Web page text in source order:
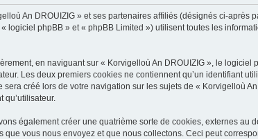
An DROUIZIG » et ses partenaires affiliés (désignés ci-après
logiciel phpBB » et « phpBB Limited ») utilisent toutes les
en naviguant sur « Korvigelloù An DROUIZIG », le
Les deux premiers cookies ne contiennent qu’un identifiant
créé lors de votre navigation sur les sujets de « Korvigelloù
qu’utilisateur.
également créer une quatrième sorte de cookies, externes
vous nous envoyez et que nous collectons. Ceci peut